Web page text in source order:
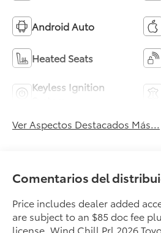
Android Auto
Heated Seats
Keyless Ignition
Ver Aspectos Destacados Más...
Comentarios del
Price includes dealer added
are subject to an $85 doc fee
license. Wind Chill Prl 2026